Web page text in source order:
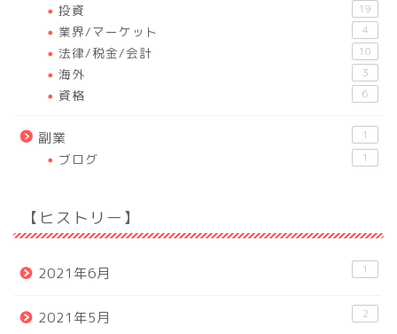
投資 19
業界/マーケット 4
法律/税金/会計 10
海外 3
資格 6
副業 1
ブログ 1
【ヒストリー】
2021年6月 1
2021年5月 2